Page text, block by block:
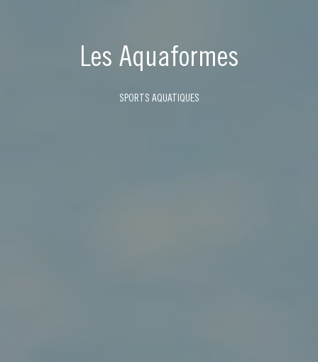
Les Aquaformes
SPORTS AQUATIQUES